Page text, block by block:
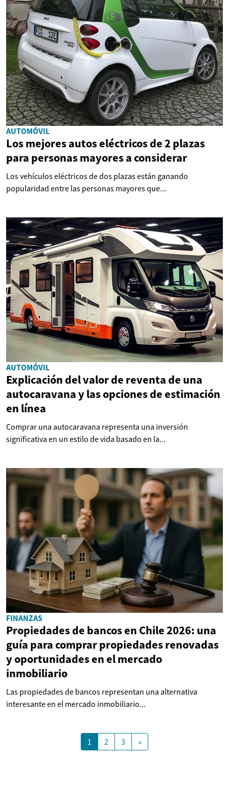
AUTOMÓVIL
Los mejores autos eléctricos de 2 plazas
para personas mayores a considerar
Los vehículos eléctricos de dos plazas están ganando
popularidad entre las personas mayores que...
AUTOMÓVIL
Explicación del valor de reventa de una
autocaravana y las opciones de estimación
en línea
Comprar una autocaravana representa una inversión
significativa en un estilo de vida basado en la...
FINANZAS
Propiedades de bancos en Chile 2026: una
guía para comprar propiedades renovadas
y oportunidades en el mercado
inmobiliario
Las propiedades de bancos representan una alternativa
interesante en el mercado inmobiliario...
1 2 3 »